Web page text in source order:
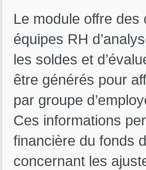
Le module offre
équipes RH
les soldes et
être générés pour
par groupe
Ces informations
financière du fonds
concernant les